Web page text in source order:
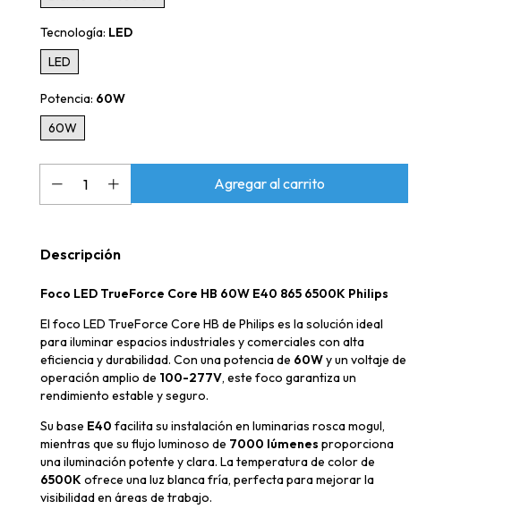
Tecnología: LED
LED
Potencia: 60W
60W
Descripción
Foco LED TrueForce Core HB 60W E40 865 6500K Philips
El foco LED TrueForce Core HB de Philips es la solución ideal
para iluminar espacios industriales y comerciales con alta
eficiencia y durabilidad. Con una potencia de 60Wy un voltaje de
operación amplio de 100-277V, este foco garantiza un
rendimiento estable y seguro.
Su base E40 facilita su instalación en luminarias rosca mogul,
mientras que su flujo luminoso de 7000 lúmenes proporciona
una iluminación potente y clara. La temperatura de color de
6500K ofrece una luz blanca fría, perfecta para mejorar la
visibilidad en áreas de trabajo.